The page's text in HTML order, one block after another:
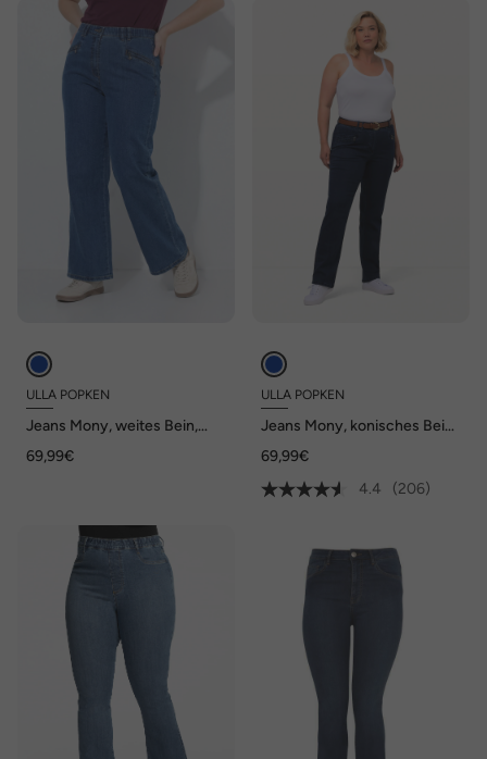
ULLA POPKEN
Jeans Mony, weites Bein,
69,99€
ULLA POPKEN
Jeans Mony, konisches Bein,
69,99€
4.4
(206)